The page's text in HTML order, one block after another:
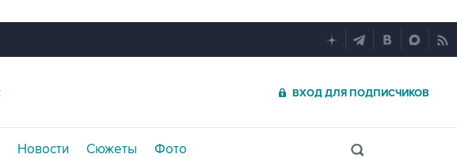
ВХОД ДЛЯ ПОДПИСЧИКОВ
Новости Сюжеты Фото